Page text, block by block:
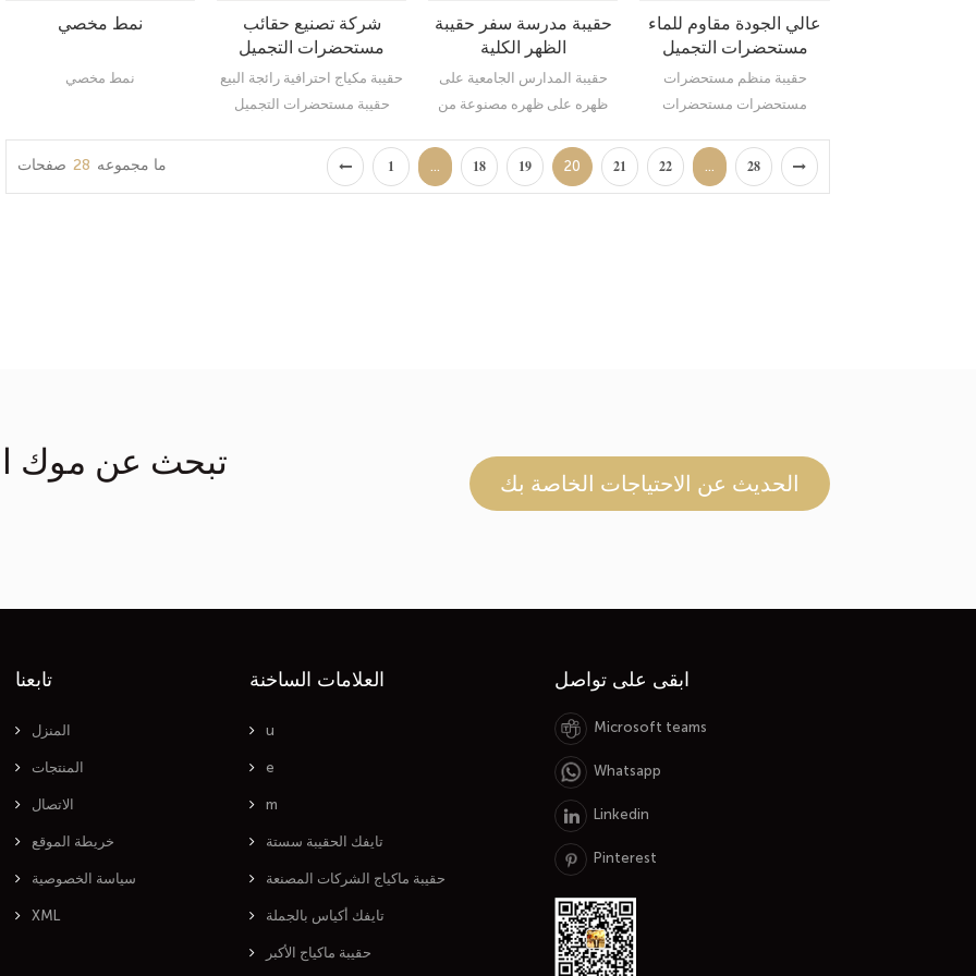
نمط مخصي
نمط مخصي
شركة تصنيع حقائب
مستحضرات التجميل
المحمولة عالية الجودة
والمخصصة
حقيبة مكياج احترافية رائجة البيع
حقيبة مستحضرات التجميل
مستحضرات التجميل الأساسية
لديك أو مستلزمات العناية
حقيبة مدرسة سفر حقيبة
الظهر الكلية
حقيبة المدارس الجامعية على
ظهره على ظهره مصنوعة من
أن تضمن أن حقيبة الظهر تستمر
لفترة طويلة.
عالي الجودة مقاوم للماء
مستحضرات التجميل
منظم كيس مكياج Tyvek
مع سحاب
حقيبة منظم مستحضرات
مستحضرات مستحضرات
1 ... 18 19 20 21 22 ... 28 ما مجموعه 28 صفحات
تبحث عن موك
الحديث عن الاحتياجات الخاصة بك
تابعنا
المنزل
المنتجات
الاتصال
خريطة الموقع
سياسة الخصوصية
XML
العلامات الساخنة
u
e
m
تايفك الحقيبة سستة
حقيبة ماكياج الشركات المصنعة
تايفك أكياس بالجملة
حقيبة ماكياج الأكبر
ابقى على تواصل
Microsoft teams
Whatsapp
Linkedin
Pinterest